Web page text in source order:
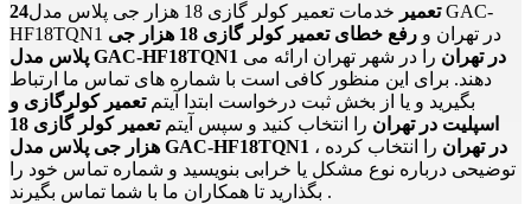
24تعمیر
خدمات تعمیر کولر گازی 18 هزار جی پلاس مدل GAC-
HF18TQN1 در تهران و
رفع خطای تعمیر کولر گازی 18 هزار جی
پلاس مدل GAC-HF18TQN1 در تهران را در شهر تهران ارائه می
دهند. برای این منظور کافی است با شماره های تماس ما ارتباط
بگیرید و یا از بخش ثبت درخواست ابتدا آیتمتعمیر کولرگازی و
اسپلیت در تهران را انتخاب کنید و سپس آیتم
تعمیر کولر گازی 18
هزار جی پلاس مدل GAC-HF18TQN1 در تهران را انتخاب کرده ،
توضیحی درباره نوع مشکل یا خرابی بنویسید و شماره تماس خود را
بگذارید تا همکاران ما با شما تماس بگیرند .